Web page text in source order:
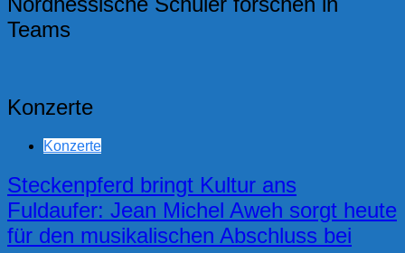
Teams
Konzerte
Konzerte
Steckenpferd bringt Kultur ans
Fuldaufer: Jean Michel Aweh sorgt heute
für den musikalischen Abschluss bei